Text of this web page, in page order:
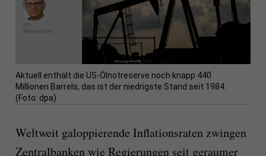
Aktuell enthält die US-Ölnotreserve noch knapp 440
Millionen Barrels, das ist der niedrigste Stand seit 1984.
(Foto: dpa)
Weltweit galoppierende Inflationsraten zwingen
Zentralbanken wie Regierungen seit geraumer